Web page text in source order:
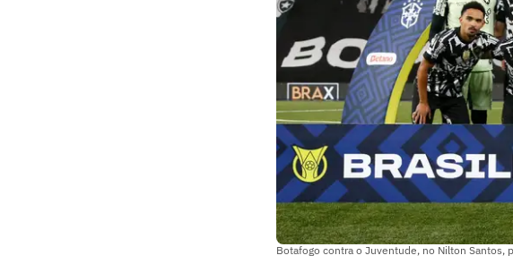
Botafogo contra o Juventude, no Nilton Santos,